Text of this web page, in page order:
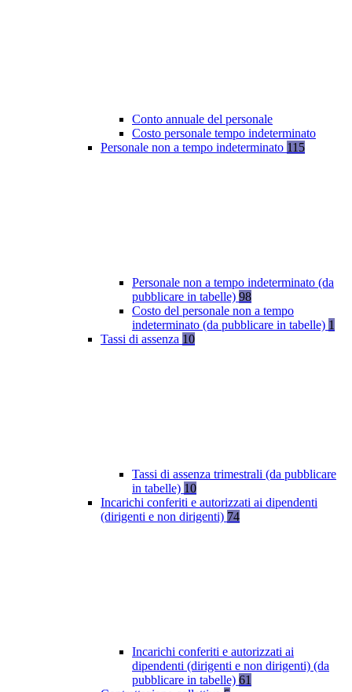
Conto annuale del personale
Costo personale tempo indeterminato
Personale non a tempo indeterminato 115
Personale non a tempo indeterminato (da
pubblicare in tabelle) 98
Costo del personale non a tempo
indeterminato (da pubblicare in tabelle) 1
Tassi di assenza 10
Tassi di assenza trimestrali (da pubblicare
in tabelle) 10
Incarichi conferiti e autorizzati ai dipendenti
(dirigenti e non dirigenti) 74
Incarichi conferiti e autorizzati ai
dipendenti (dirigenti e non dirigenti) (da
pubblicare in tabelle) 61